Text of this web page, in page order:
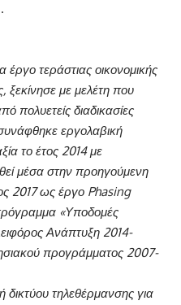
τεράστιας οικονομικής
ξεκίνησε με μελέτη που
πολυετείς διαδικασίες
εργολαβική
το έτος 2014 με
μέσα στην προηγούμενη
2017 ως έργο Phasing
«Υποδομές
Ανάπτυξη 2014-
προγράμματος 2007-
τηλεθέρμανσης για